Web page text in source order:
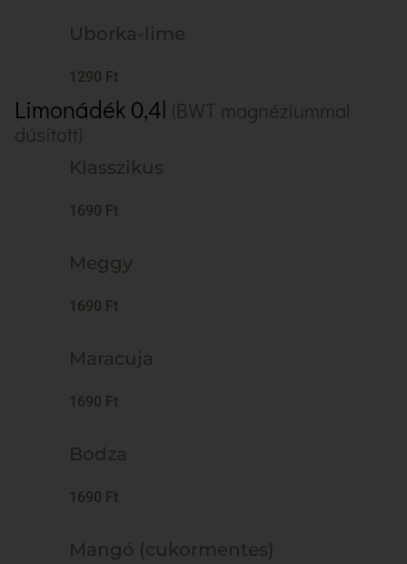
Uborka-lime
1290 Ft
Limonádék 0,4l (BWT magnéziummal
dúsított)
Klasszikus
1690 Ft
Meggy
1690 Ft
Maracuja
1690 Ft
Bodza
1690 Ft
Mangó (cukormentes)